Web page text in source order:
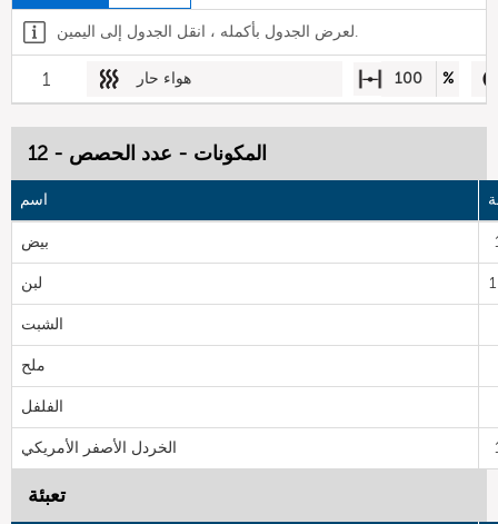
لعرض الجدول بأكمله ، انقل الجدول إلى اليمين.
1 هواء حار 100 %
المكونات - عدد الحصص - 12
اسم
بيض
لبن
الشبت
ملح
الفلفل
الخردل الأصفر الأمريكي
تعبئة